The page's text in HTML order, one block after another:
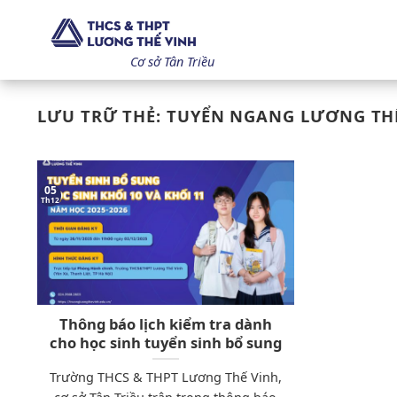
dung
Cơ sở Tân Triều
LƯU TRỮ THẺ: TUYỂN NGANG LƯƠNG
Thông báo lịch kiểm tra dành
cho học sinh tuyển sinh bổ sung
Trường THCS & THPT Lương Thế Vinh,
05
Th12